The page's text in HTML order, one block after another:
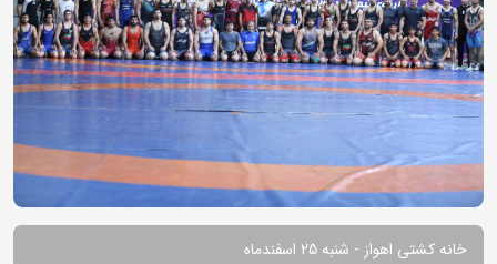
خانه کشتی اهواز - شنبه 25 اسفندماه